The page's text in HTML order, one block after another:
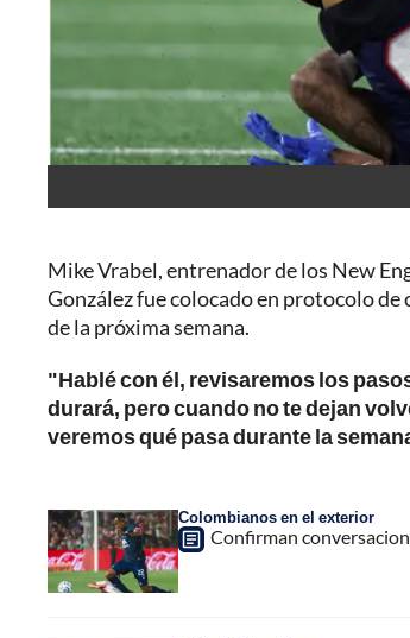
Mike Vrabel, entrenador de los New
González fue colocado en protocolo
de la próxima semana.
"Hablé con él, revisaremos los
durará, pero cuando no te dejan
veremos qué pasa durante la
Colombianos en el exterior
Confirman